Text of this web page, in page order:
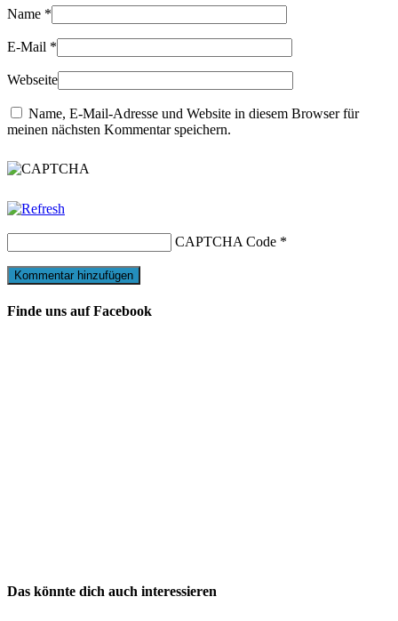
Name *
E-Mail *
Webseite
Name, E-Mail-Adresse und Website in diesem Browser für
meinen nächsten Kommentar speichern.
CAPTCHA Code *
Finde uns auf Facebook
Das könnte dich auch interessieren